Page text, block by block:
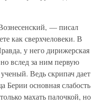
— писал
как сверхчеловеки. В
у него дирижерская
вслед за ним первую
Ведь скрипач дает
Берии основная слабость
махать палочкой, но